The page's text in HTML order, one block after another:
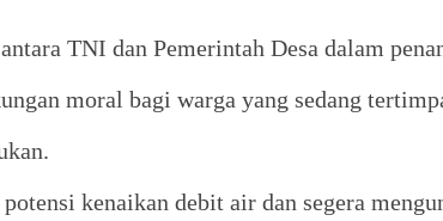
TNI dan Pemerintah Desa dalam
moral bagi warga yang sedang
kenaikan debit air dan segera